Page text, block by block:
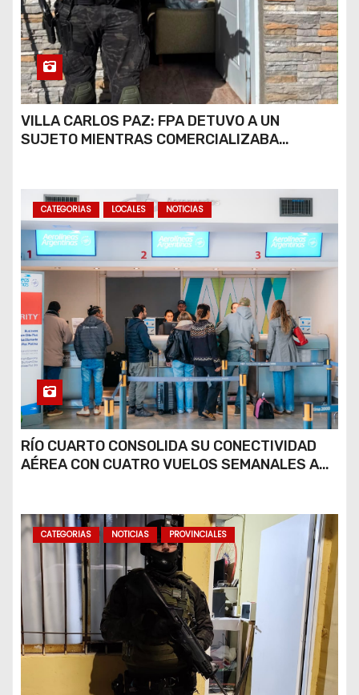
VILLA CARLOS PAZ: FPA DETUVO A UN
SUJETO MIENTRAS COMERCIALIZABA
CATEGORIAS LOCALES NOTICIAS
RÍO CUARTO CONSOLIDA SU CONECTIVIDAD
AÉREA CON CUATRO VUELOS SEMANALES A
CATEGORIAS NOTICIAS PROVINCIALES